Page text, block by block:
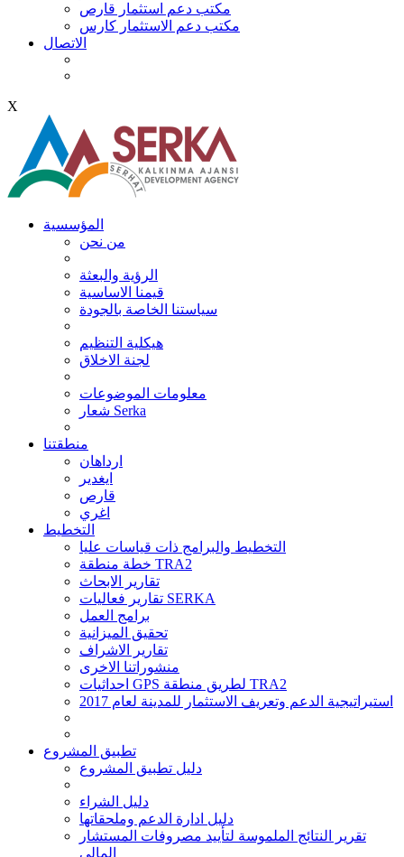
مكتب دعم استثمار قارص
مكتب دعم الاستثمار كارس
الاتصال
X
المؤسسية
من نحن
الرؤية والبعثة
قيمنا الاساسية
سياستنا الخاصة بالجودة
هيكلية التنظيم
لجنة الاخلاق
معلومات الموضوعات
شعار Serka
منطقتنا
ارداهان
ايغدير
قارص
اغري
التخطيط
التخطيط والبرامج ذات قياسات عليا
خطة منطقة TRA2
تقارير الابحاث
تقارير فعاليات SERKA
برامج العمل
تحقيق الميزانية
تقارير الاشراف
منشوراتنا الاخرى
احداثيات GPS لطريق منطقة TRA2
استيراتيجية الدعم وتعريف الاستثمار للمدينة لعام 2017
تطبيق المشروع
دليل تطبيق المشروع
دليل الشراء
دليل ادارة الدعم وملحقاتها
تقرير النتائج الملموسة لتأييد مصروفات المستشار
المالي